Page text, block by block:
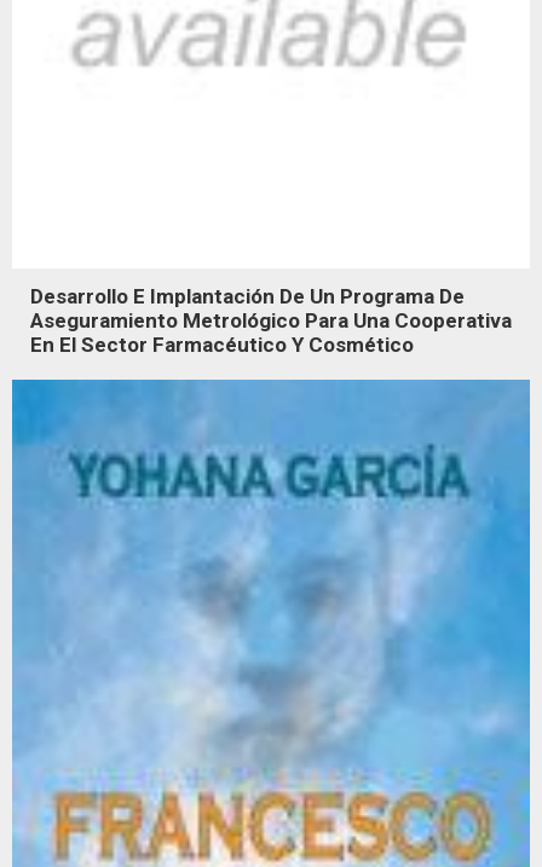
Desarrollo E Implantación De Un Programa De
Aseguramiento Metrológico Para Una Cooperativa
En El Sector Farmacéutico Y Cosmético